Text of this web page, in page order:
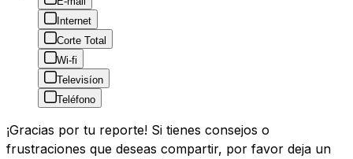
Internet
Corte Total
Wi-fi
Televisíon
Teléfono
¡Gracias por tu reporte! Si tienes consejos o
frustraciones que deseas compartir, por favor deja un